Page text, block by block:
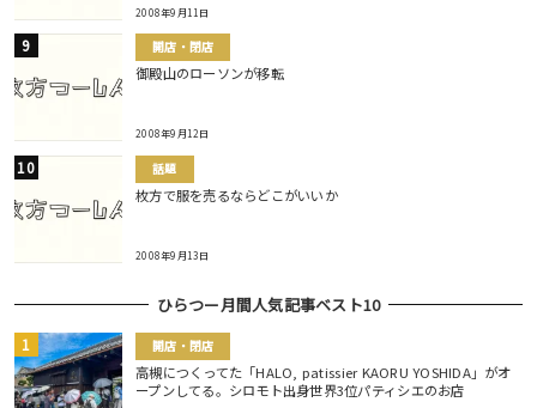
2008年9月11日
開店・閉店
御殿山のローソンが移転
2008年9月12日
話題
枚方で服を売るならどこがいいか
2008年9月13日
ひらつー月間人気記事ベスト10
開店・閉店
高槻につくってた「HALO, patissier KAORU YOSHIDA」がオ
ープンしてる。シロモト出身世界3位パティシエのお店